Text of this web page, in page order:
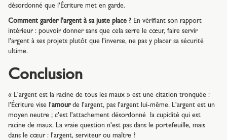
désordonné que l'Écriture met en garde.
Comment garder l'argent à sa juste place ? En vérifiant son rapport
intérieur : pouvoir donner sans que cela serre le cœur, faire servir
l'argent à ses projets plutôt que l'inverse, ne pas y placer sa sécurité
ultime.
Conclusion
« L'argent est la racine de tous les maux » est une citation tronquée :
l'Écriture vise l'amourde l'argent, pas l'argent lui-même. L'argent est un
moyen neutre ; c'est l'attachement désordonné la cupidité qui est
racine de maux. La vraie question n'est pas dans le portefeuille, mais
dans le cœur : l'argent, serviteur ou maître ?